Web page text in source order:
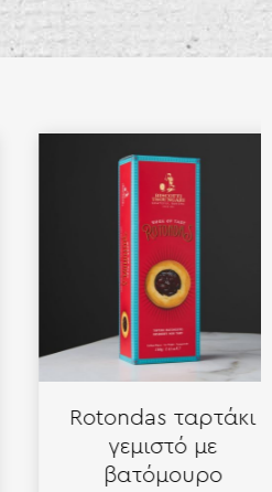
Rotondas ταρτάκι
γεμιστό με
βατόμουρο